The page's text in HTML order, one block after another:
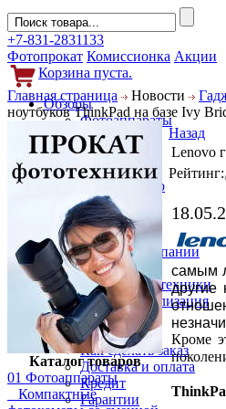
+7-831-2831133
Фотопрокат Комиссионка Акции
Корзина пуста.
Обзоры
Фотоаппараты
Объективы
Фильтры
Новости
Фото и видео
Гаджеты
Аксессуары
Слухи
Новости компании
Услуги
Прокат фототехники
Выкуп и реализация
Покупателям
Акции
Как сделать заказ
Доставка и оплата
Кредит
Гарантии
Главная страница Новости
ноутбуков ThinkPad на базе Ivy
Каталог товаров
01 Фотоаппараты
Компактные
Назад
Lenovo
Рейтинг:
самым
другие
Кроме